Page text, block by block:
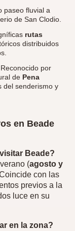
paseo fluvial a
de San Clodio.
rutas
distribuidos
Reconocido por
de Pena
del senderismo y
en Beade
Beade?
(agosto y
con las
previos a la
luce en su
en la zona?